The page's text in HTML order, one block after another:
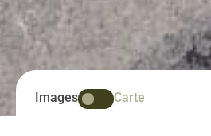
Images Carte